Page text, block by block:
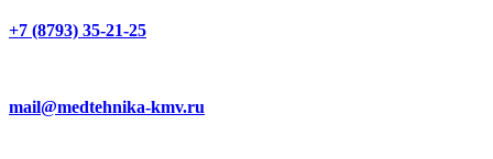
+7 (8793) 35-21-25
mail@medtehnika-kmv.ru